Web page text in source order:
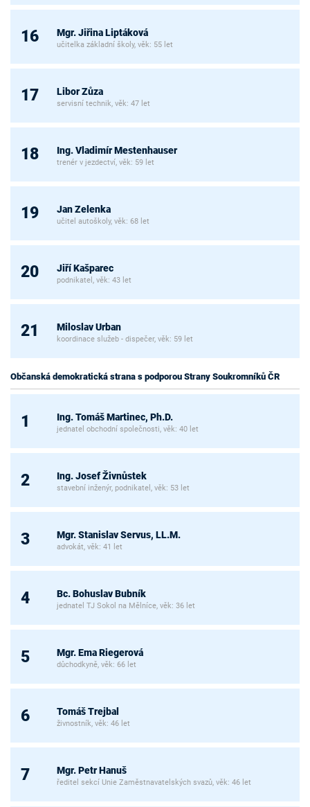
16 Mgr. Jiřina Liptáková
učitelka základní školy, věk: 55 let
17 Libor Zůza
servisní technik, věk: 47 let
18 Ing. Vladimír Mestenhauser
trenér v jezdectví, věk: 59 let
19 Jan Zelenka
učitel autoškoly, věk: 68 let
20 Jiří Kašparec
podnikatel, věk: 43 let
21 Miloslav Urban
koordinace služeb - dispečer, věk: 59 let
Občanská demokratická strana s podporou Strany Soukromníků ČR
1 Ing. Tomáš Martinec, Ph.D.
jednatel obchodní společnosti, věk: 40 let
2 Ing. Josef Živnůstek
stavební inženýr, podnikatel, věk: 53 let
3 Mgr. Stanislav Servus, LL.M.
advokát, věk: 41 let
4 Bc. Bohuslav Bubník
jednatel TJ Sokol na Mělníce, věk: 36 let
5 Mgr. Ema Riegerová
důchodkyně, věk: 66 let
6 Tomáš Trejbal
živnostník, věk: 46 let
7 Mgr. Petr Hanuš
ředitel sekcí Unie Zaměstnavatelských svazů, věk: 46 let